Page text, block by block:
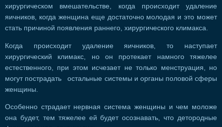
хирургическом вмешательстве, когда происходит удаление
яичников, когда женщина еще достаточно молодая и это может
стать причиной появления раннего, хирургического климакса.
Когда происходит удаление яичников, то наступает
хирургический климакс, но он протекает намного тяжелее
естественного, при этом исчезает не только менструация, но
могут пострадать остальные системы и органы половой сферы
женщины.
Особенно страдает нервная система женщины и чем моложе
она будет, тем тяжелее ей будет осознавать, что детородные